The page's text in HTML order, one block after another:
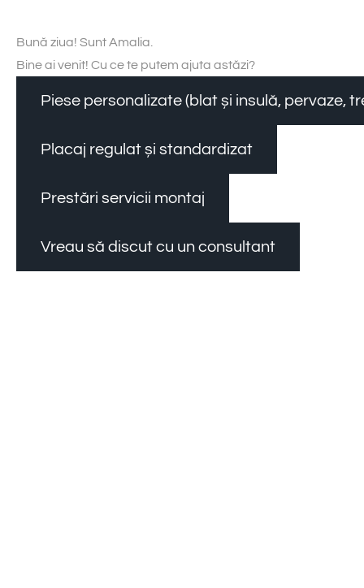
Bună ziua! Sunt Amalia.
Bine ai venit! Cu ce te putem ajuta astăzi?
Piese personalizate (blat și insulă, pervaze,
Placaj regulat și standardizat
Prestări servicii montaj
Vreau să discut cu un consultant